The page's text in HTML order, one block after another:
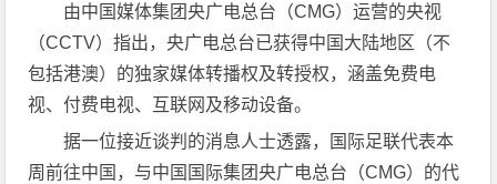
由中国媒体集团央广电总台（CMG）运营的央视
（CCTV）指出，央广电总台已获得中国大陆地区（不
包括港澳）的独家媒体转播权及转授权，涵盖免费电
视、付费电视、互联网及移动设备。
据一位接近谈判的消息人士透露，国际足联代表本
周前往中国，与中国国际集团央广电总台（CMG）的代